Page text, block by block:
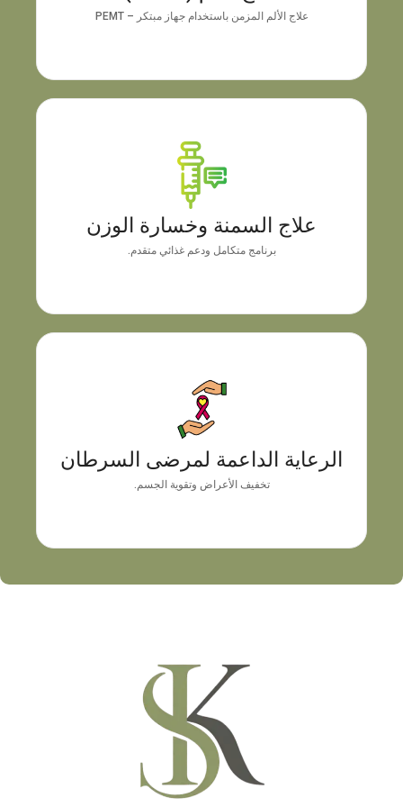
علاج الألم المزمن باستخدام جهاز مبتكر – PEMT
علاج السمنة وخسارة الوزن
برنامج متكامل ودعم غذائي متقدم.
علاج السمنة وخسارة الوزن
يركز العلاج على تغيير تكوين الجسم وتحسين عملية التمثيل
الغذائي، بالإضافة إلى التقنيات الداعمة، لضمان فقدان
الوزن الصحي والحفاظ على النتائج بمرور الوقت.
الرعاية الداعمة لمرضى السرطان
تخفيف الأعراض وتقوية الجسم.
الرعاية الداعمة لمرضى السرطان
نهج طبي شخصي يجمع بين التشخيص الدقيق، وموازنة
الأعراض، والتوجيه المهني